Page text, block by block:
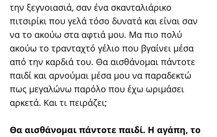
την ξεγνοιασιά, σαν ένα σκανταλιάρικο
πιτσιρίκι που γελά τόσο δυνατά και είναι σαν
να το ακούω στα αφτιά μου. Μα πιο πολύ
ακούω το τρανταχτό γέλιο που βγαίνει μέσα
από την καρδιά του. Θα αισθάνομαι πάντοτε
παιδί και αρνούμαι μέσα μου να παραδεκτώ
πως μεγαλώνω παρόλο που έχω ωριμάσει
αρκετά. Και τι πειράζει;
Θα αισθάνομαι πάντοτε παιδί. Η αγάπη, το